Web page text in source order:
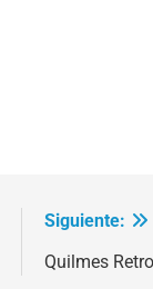
Siguiente:
Quilmes